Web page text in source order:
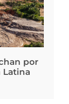
por
Latina